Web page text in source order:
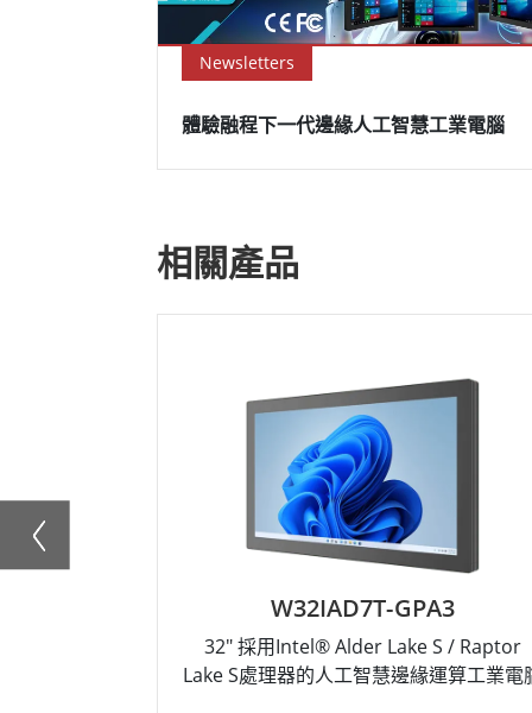
Newsletters
體驗融程下一代邊緣人工智慧工業電腦
相關產品
W32IAD7T-GPA3
32" 採用Intel® Alder Lake S / Raptor
Lake S處理器的人工智慧邊緣運算工業電